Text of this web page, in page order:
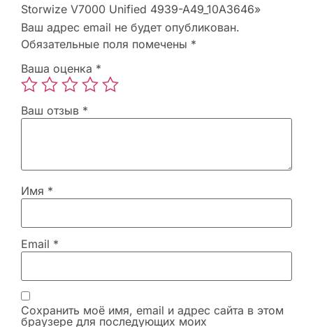
Storwize V7000 Unified 4939-A49_10A3646»
Ваш адрес email не будет опубликован.
Обязательные поля помечены *
Ваша оценка *
Ваш отзыв *
Имя *
Email *
Сохранить моё имя, email и адрес сайта в этом
браузере для последующих моих